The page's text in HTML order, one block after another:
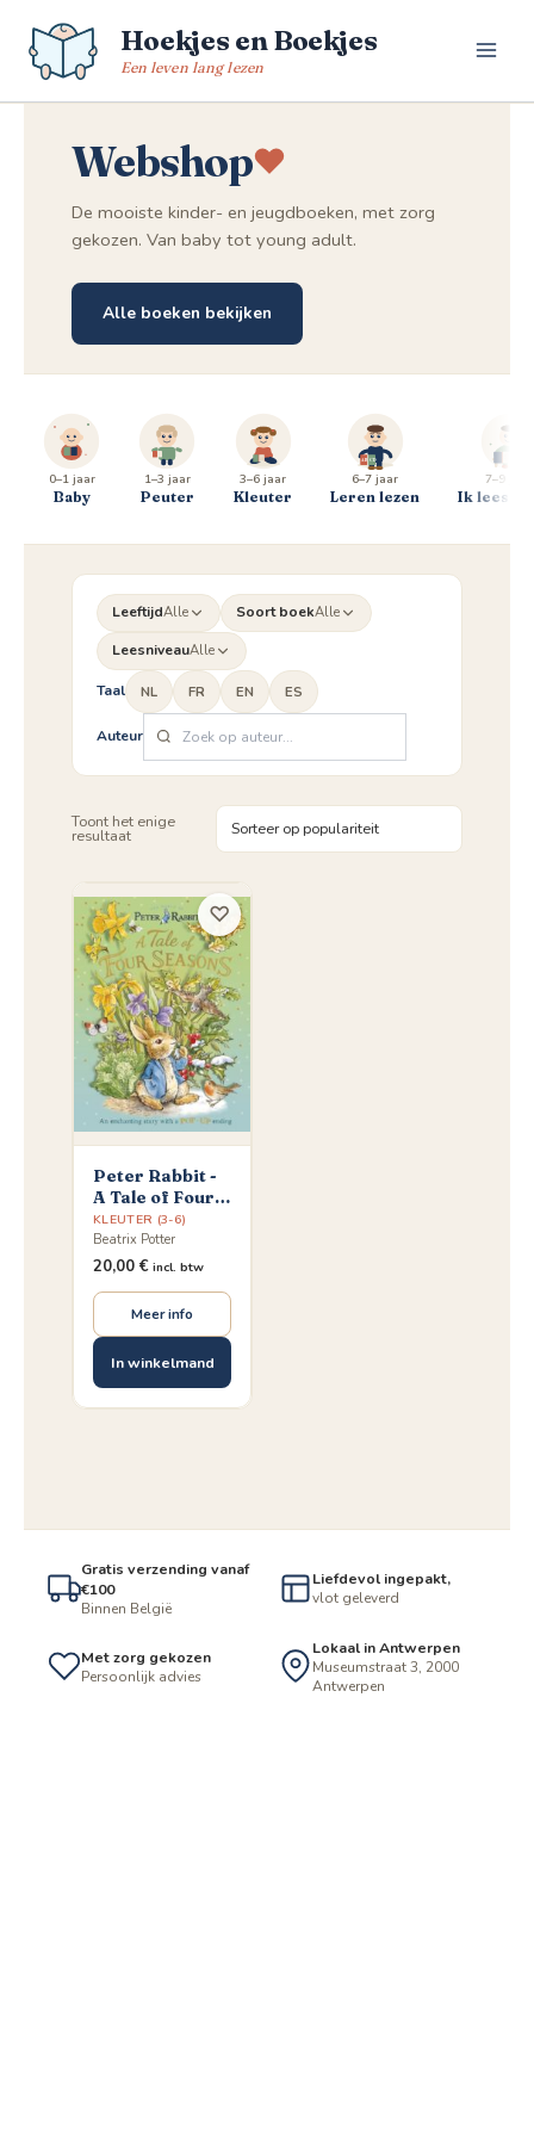
naar
Hoekjes en Boekjes
Een leven lang lezen
Webshop
De mooiste kinder- en jeugdboeken, met zorg
gekozen. Van baby tot young adult.
Alle boeken bekijken
0–1 jaar
Baby
1–3 jaar
Peuter
3–6 jaar
Kleuter
6–7 jaar
Leren lezen
7–9 jaar
Ik lees al
LeeftijdAlle Soort boekAlle
LeesniveauAlle
Taal NL FR EN ES
Auteur
Toont het enige
resultaat
Peter Rabbit -
A Tale of Four
Seasons
KLEUTER (3-6)
Beatrix Potter
20,00 € incl. btw
Meer info
In winkelmand
♡
Gratis verzending vanaf
€100
Binnen België
Liefdevol ingepakt,
vlot geleverd
Met zorg gekozen
Persoonlijk advies
Lokaal in Antwerpen
Museumstraat 3, 2000
Antwerpen